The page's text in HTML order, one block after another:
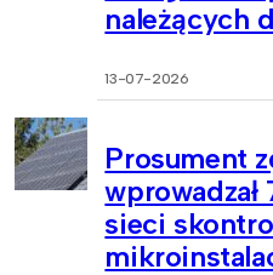
należących
13-07-2026
Prosument
sieci